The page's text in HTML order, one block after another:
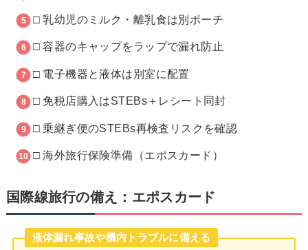
□ 乳幼児のミルク・離乳食は別ポーチ
□ 容器のキャップをラップで漏れ防止
□ 電子機器と液体は別室に配置
□ 免税店購入はSTEBs＋レシート同封
□ 乗継ぎ便のSTEBs再検査リスクを確認
□ 海外旅行保険準備（エポスカード）
国際線旅行の備え：エポスカード
液体漏れ事故や機内トラブルに備える